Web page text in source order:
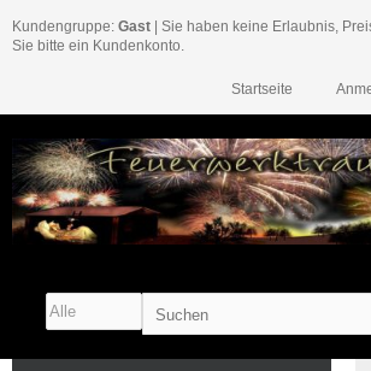
Kundengruppe: Gast | Sie haben keine Erlaubnis,
Sie bitte ein Kundenkonto.
Startseite